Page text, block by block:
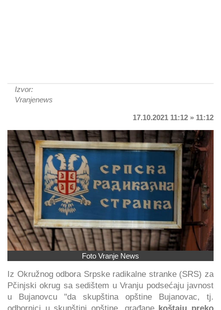
Izvor:
Vranjenews
17.10.2021 11:12 » 11:12
Foto Vranje News
Iz Okružnog odbora Srpske radikalne stranke (SRS) za
Pčinjski okrug sa sedištem u Vranju podsećaju javnost
u Bujanovcu "da skupština opštine Bujanovac, tj.
odbornici u skupštini opštine, građane koštaju preko